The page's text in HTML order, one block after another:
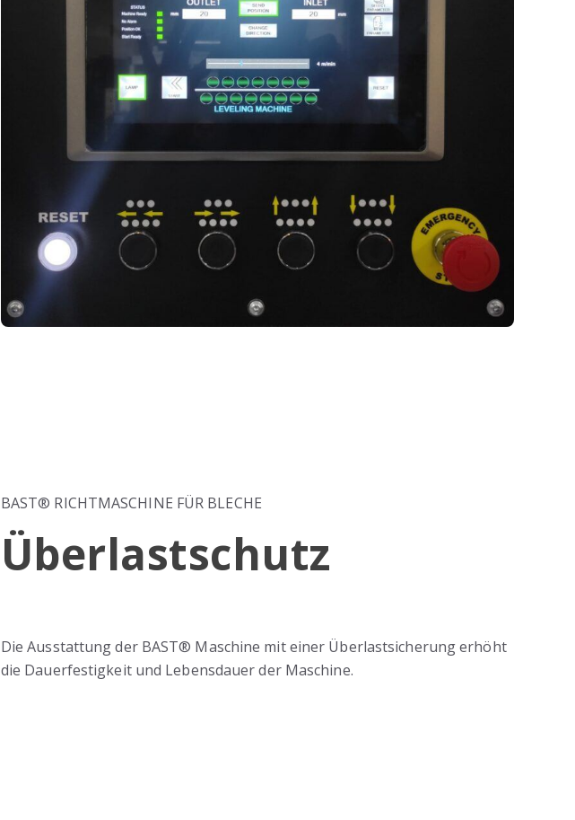
BAST® RICHTMASCHINE FÜR BLECHE
Überlastschutz
Die Ausstattung der BAST® Maschine mit einer Überlastsicherung erhöht
die Dauerfestigkeit und Lebensdauer der Maschine.